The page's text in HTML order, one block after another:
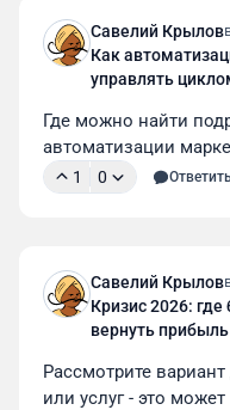
Савелий Крылов
Как
управлять
Где можно найти
автоматизации
1 0
Савелий Крылов
Кризис 2026: где
вернуть прибыль
Рассмотрите
или услуг - это